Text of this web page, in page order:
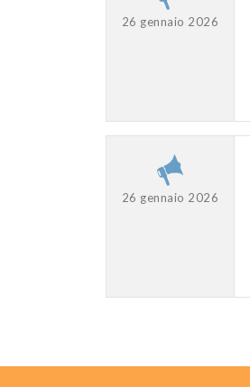
26 gennaio 2026
26 gennaio 2026